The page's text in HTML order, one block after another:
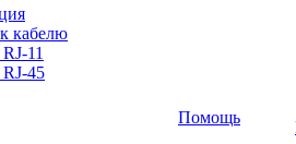
кабелю
11
45
Помощь